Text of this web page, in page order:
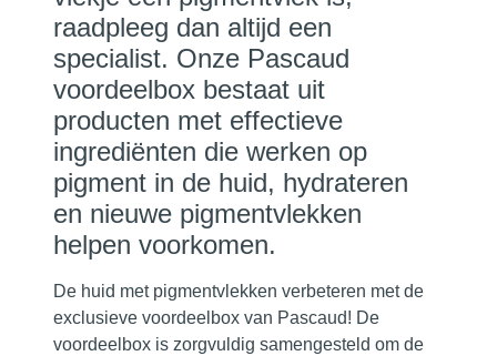
raadpleeg dan altijd een
specialist. Onze Pascaud
voordeelbox bestaat uit
producten met effectieve
ingrediënten die werken op
pigment in de huid, hydrateren
en nieuwe pigmentvlekken
helpen voorkomen.
De huid met pigmentvlekken verbeteren met de
exclusieve voordeelbox van Pascaud! De
voordeelbox is zorgvuldig samengesteld om de